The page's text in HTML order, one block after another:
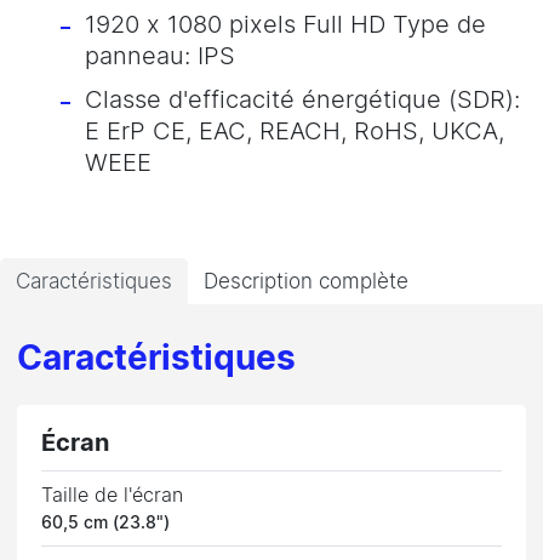
1920 x 1080 pixels Full HD Type de
panneau: IPS
Classe d'efficacité énergétique (SDR):
E ErP CE, EAC, REACH, RoHS, UKCA,
WEEE
Caractéristiques Description complète
Caractéristiques
Écran
Taille de l'écran
60,5 cm (23.8")